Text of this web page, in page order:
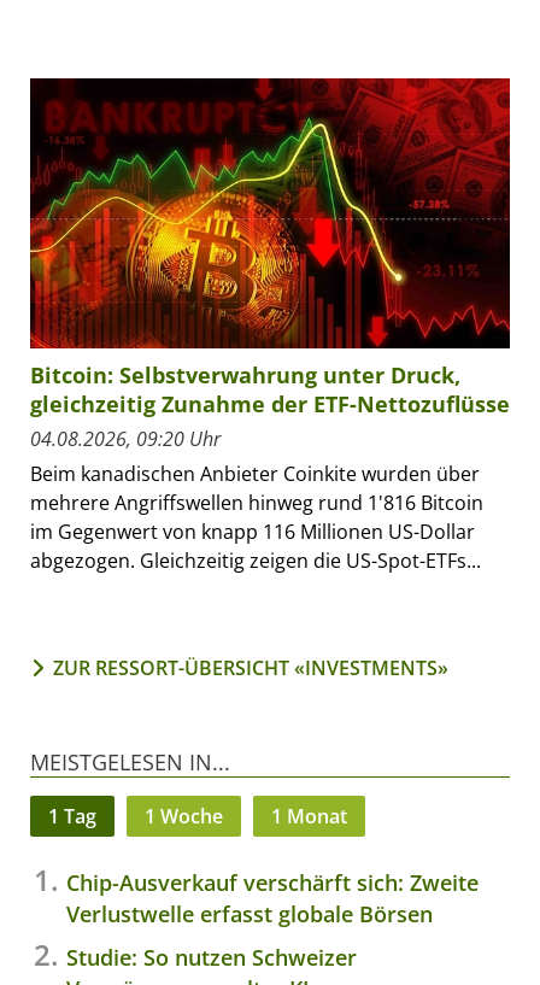
Bitcoin: Selbstverwahrung unter Druck,
gleichzeitig Zunahme der ETF-Nettozuflüsse
04.08.2026, 09:20 Uhr
Beim kanadischen Anbieter Coinkite wurden über
mehrere Angriffswellen hinweg rund 1'816 Bitcoin
im Gegenwert von knapp 116 Millionen US-Dollar
abgezogen. Gleichzeitig zeigen die US-Spot-ETFs...
ZUR RESSORT-ÜBERSICHT «INVESTMENTS»
MEISTGELESEN IN...
1 Tag 1 Woche 1 Monat
Chip-Ausverkauf verschärft sich: Zweite
Verlustwelle erfasst globale Börsen
Studie: So nutzen Schweizer